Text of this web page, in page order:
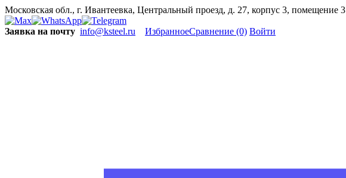
Московская обл., г. Ивантеевка, Центральный проезд, д. 27, корпус 3, помещение 3
Заявка на почту info@ksteel.ru ИзбранноеСравнение (0) Войти